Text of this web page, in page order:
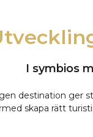
I symbios
destination ger
skapa rätt